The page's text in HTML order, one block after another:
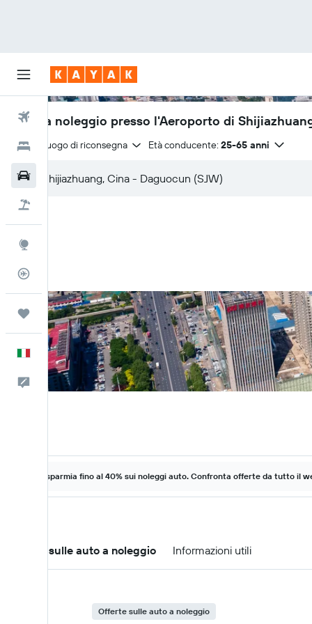
Voli
Hotel
Auto
Trips
Italiano
Commenti
Auto a noleggio presso l'Aeroporto di
Stesso luogo di riconsegna Età conducente: 25-65 anni
Risparmia fino al 40% sui noleggi auto. Confronta offerte da tutto il
Offerte sulle auto a noleggio Informazioni utili
Offerte sulle auto a noleggio